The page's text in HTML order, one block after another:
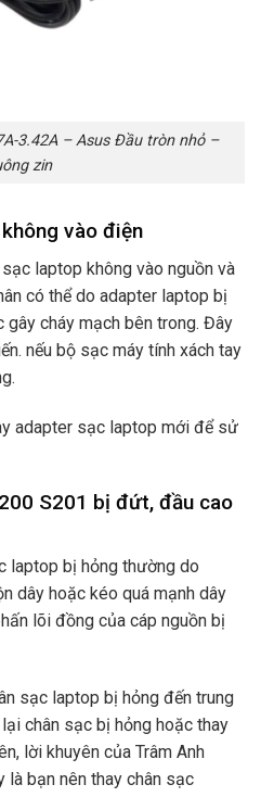
3.42A – Asus Đầu tròn nhỏ –
zin
vào điện
laptop không vào nguồn và
có thể do adapter laptop bị
gây cháy mạch bên trong. Đây
nếu bộ sạc máy tính xách tay
adapter sạc laptop mới để sử
S201 bị đứt, đầu cao
laptop bị hỏng thường do
dây hoặc kéo quá mạnh dây
lõi đồng của cáp nguồn bị
sạc laptop bị hỏng đến trung
chân sạc bị hỏng hoặc thay
lời khuyên của Trâm Anh
là bạn nên thay chân sạc